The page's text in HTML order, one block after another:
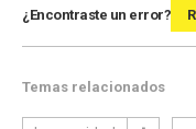
¿Encontraste un error?
Temas relacionados